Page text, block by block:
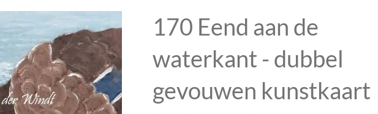
170 Eend aan de
waterkant - dubbel
gevouwen kunstkaart